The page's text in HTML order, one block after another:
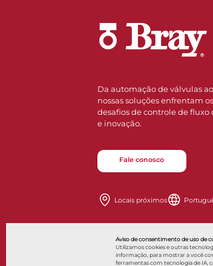
Aviso de consentimento de uso de
Utilizamos cookies e outras
informação, para mostrar a você
ferramentas com tecnologia de IA,
Da automação de válvulas
nossas soluções enfrentam
desafios de controle de fluxo
e inovação.
Fale conosco
Locais próximos